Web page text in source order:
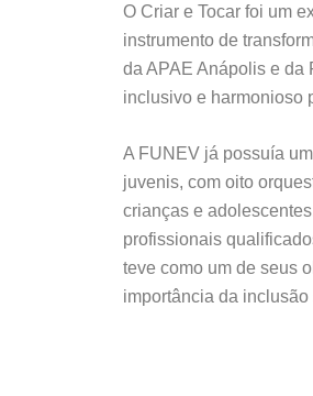
O Criar e Tocar foi um
instrumento de
da APAE Anápolis e da
inclusivo e harmonioso
A FUNEV já possuía
juvenis, com oito
crianças e
profissionais
teve como um de seus
importância da